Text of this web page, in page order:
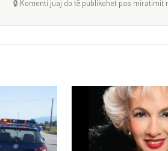
🔒 Komenti juaj do të publikohet pas miratimit